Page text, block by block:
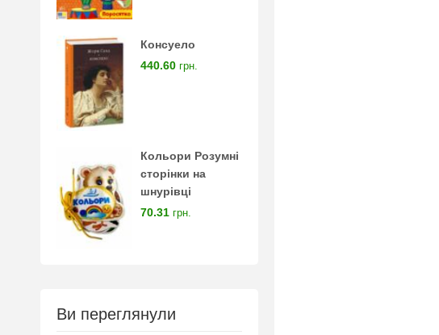
Консуело
440.60 грн.
Кольори Розумні
сторінки на
шнурівці
70.31 грн.
Ви переглянули